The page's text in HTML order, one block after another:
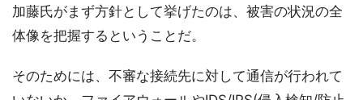
加藤氏がまず方針として挙げたのは、被害の状況の全
体像を把握するということだ。
そのためには、不審な接続先に対して通信が行われて